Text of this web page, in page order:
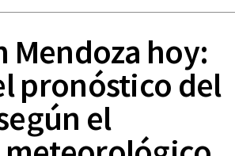
Mendoza hoy:
pronóstico del
el